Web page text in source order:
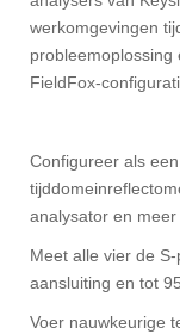
werkomgevingen
probleemoplossing
FieldFox-
Configureer als
analysator en meer
Meet alle vier de
aansluiting en tot
Voer nauwkeurige